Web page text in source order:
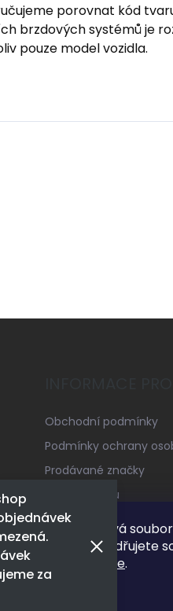
Tento web používá
tohoto webu vyjadřujete
Více informací
zde.
za
porovnat kód
brzdových systémů je
pouze model vozidla.
Obchodní podmínky
Podmínky ochrany
Prodávané značky
Mapa serveru
Kontakty